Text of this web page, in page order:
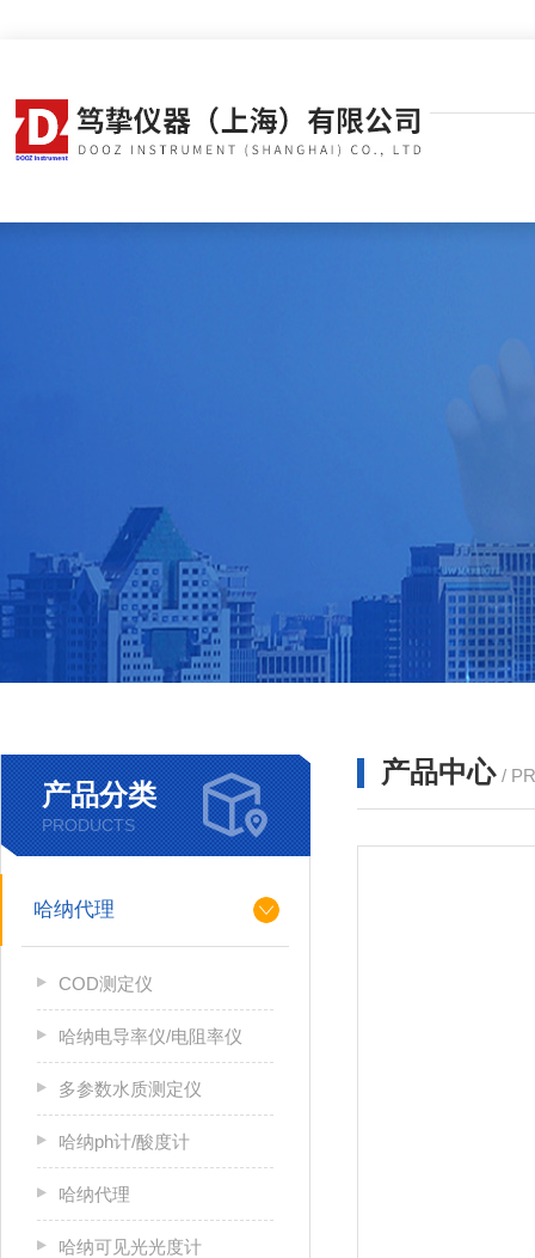
产品分类
PRODUCTS
哈纳代理
COD测定仪
哈纳电导率仪/电阻率仪
多参数水质测定仪
哈纳ph计/酸度计
哈纳代理
哈纳可见光光度计
产品中心 /